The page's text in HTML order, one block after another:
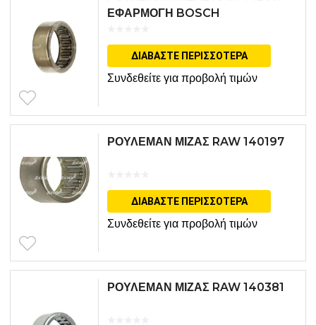
ΕΦΑΡΜΟΓΗ BOSCH
ΔΙΑΒΆΣΤΕ ΠΕΡΙΣΣΌΤΕΡΑ
Συνδεθείτε για προβολή τιμών
ΡΟΥΛΕΜΑΝ ΜΙΖΑΣ RAW 140197
ΔΙΑΒΆΣΤΕ ΠΕΡΙΣΣΌΤΕΡΑ
Συνδεθείτε για προβολή τιμών
ΡΟΥΛΕΜΑΝ ΜΙΖΑΣ RAW 140381